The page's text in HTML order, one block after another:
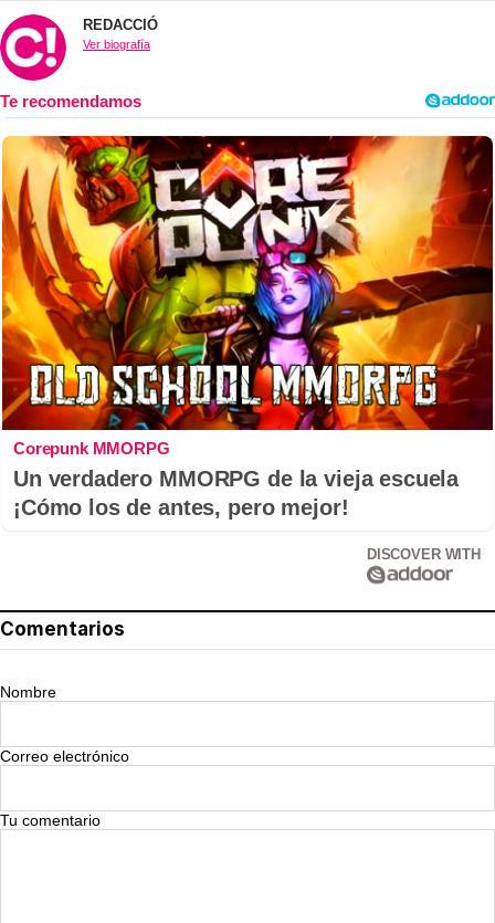
REDACCIÓ
Ver biografía
Corepunk MMORPG
Un verdadero MMORPG de la vieja escuela
¡Cómo los de antes, pero mejor!
DISCOVER WITH
Comentarios
Nombre
Correo electrónico
Tu comentario